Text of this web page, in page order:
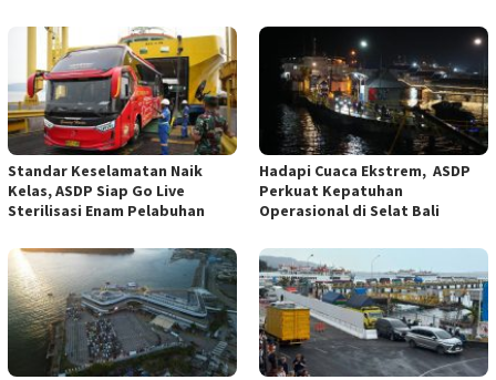
Standar Keselamatan Naik
Kelas, ASDP Siap Go Live
Sterilisasi Enam Pelabuhan
Hadapi Cuaca Ekstrem, ASDP
Perkuat Kepatuhan
Operasional di Selat Bali